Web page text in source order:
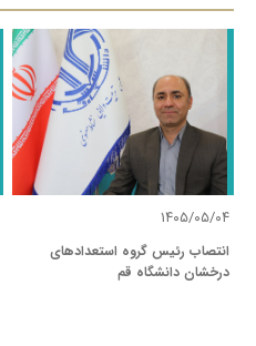
۱۴۰۵/۰۵/۰۴
انتصاب رئیس گروه استعدادهای
درخشان دانشگاه قم